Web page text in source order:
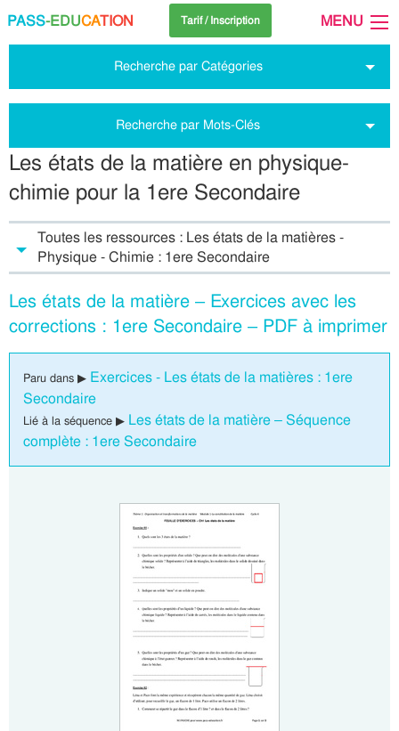
PASS-EDUCATION Tarif / Inscription MENU
Recherche par Catégories
Recherche par Mots-Clés
Les états de la matière en physique-
chimie pour la 1ere Secondaire
Toutes les ressources : Les états de la matières -
Physique - Chimie : 1ere Secondaire
Les états de la matière – Exercices avec les
corrections : 1ere Secondaire – PDF à imprimer
Paru dans ▶ Exercices - Les états de la matières : 1ere
Secondaire
Lié à la séquence ▶ Les états de la matière – Séquence
complète : 1ere Secondaire